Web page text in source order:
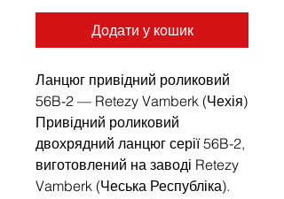
Додати у кошик
Ланцюг привідний роликовий
56B-2 — Retezy Vamberk (Чехія)
Привідний роликовий
двохрядний ланцюг серії 56B-2,
виготовлений на заводі Retezy
Vamberk (Чеська Республіка).